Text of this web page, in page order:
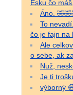
Esku čo
Áno.
To
čo je fajn na
Ale
o sebe, ak
Nuž,
Je ti
výborný